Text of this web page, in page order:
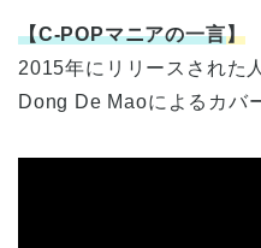
【C-POPマニアの一言】
2015年にリリースされた
Dong De Maoによるカバ